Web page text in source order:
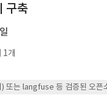
구축
1개
또는 langfuse 등 검증된 오픈